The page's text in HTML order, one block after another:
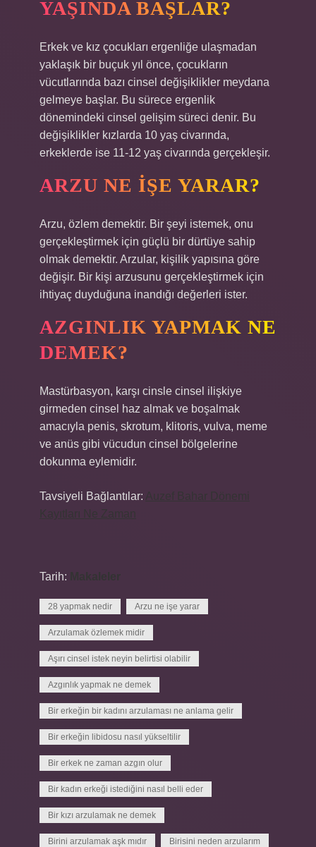
YAŞINDA BAŞLAR?
Erkek ve kız çocukları ergenliğe ulaşmadan
yaklaşık bir buçuk yıl önce, çocukların
vücutlarında bazı cinsel değişiklikler meydana
gelmeye başlar. Bu sürece ergenlik
dönemindeki cinsel gelişim süreci denir. Bu
değişiklikler kızlarda 10 yaş civarında,
erkeklerde ise 11-12 yaş civarında gerçekleşir.
ARZU NE IŞE YARAR?
Arzu, özlem demektir. Bir şeyi istemek, onu
gerçekleştirmek için güçlü bir dürtüye sahip
olmak demektir. Arzular, kişilik yapısına göre
değişir. Bir kişi arzusunu gerçekleştirmek için
ihtiyaç duyduğuna inandığı değerleri ister.
AZGINLIK YAPMAK NE
DEMEK?
Mastürbasyon, karşı cinsle cinsel ilişkiye
girmeden cinsel haz almak ve boşalmak
amacıyla penis, skrotum, klitoris, vulva, meme
ve anüs gibi vücudun cinsel bölgelerine
dokunma eylemidir.
Tavsiyeli Bağlantılar:
Tarih:
28 yapmak nedir Arzu ne işe yarar
Arzulamak özlemek midir
Aşırı cinsel istek neyin belirtisi olabilir
Azgınlık yapmak ne demek
Bir erkeğin bir kadını arzulaması ne anlama gelir
Bir erkeğin libidosu nasıl yükseltilir
Bir erkek ne zaman azgın olur
Bir kadın erkeği istediğini nasıl belli eder
Bir kızı arzulamak ne demek
Birini arzulamak aşk mıdır Birisini neden arzularım